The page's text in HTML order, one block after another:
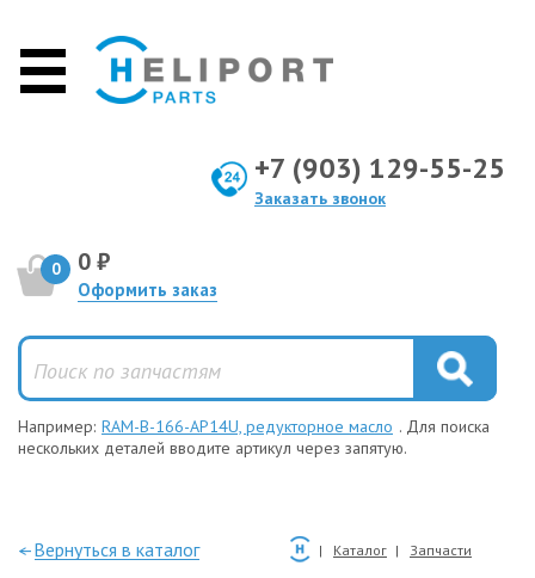
+7 (903) 129-55-25
Заказать звонок
0 0 ₽
Оформить заказ
Например: RAM-B-166-AP14U, редукторное масло . Для поиска
нескольких деталей вводите артикул через запятую.
—Вернуться в каталог Каталог Запчасти